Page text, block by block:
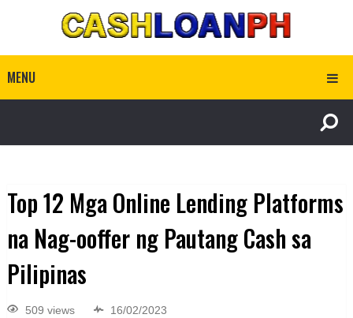
MENU
Top 12 Mga Online Lending Platforms
na Nag-ooffer ng Pautang Cash sa
Pilipinas
509 views 16/02/2023